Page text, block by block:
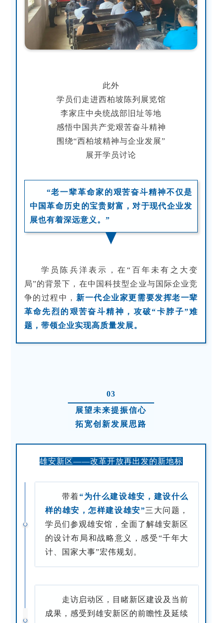
此外
学员们走进西柏坡陈列展览馆
李家庄中央统战部旧址等地
感悟中国共产党艰苦奋斗精神
围绕“西柏坡精神与企业发展”
展开学员讨论
“老一辈革命家的艰苦奋斗精神不仅是
中国革命历史的宝贵财富，对于现代企业发
展也有着深远意义。”
学员陈兵洋表示，在“百年未有之大变
局”的背景下，在中国科技型企业与国际企业竞
争的过程中， 新一代企业家更需要发挥老一辈
革命先烈的艰苦奋斗精神，攻破“卡脖子”难
题，带领企业实现高质量发展。
03
展望未来提振信心
拓宽创新发展思路
雄安新区——改革开放再出发的新地标
带着“为什么建设雄安，建设什么
样的雄安，怎样建设雄安”三大问题，
学员们参观雄安馆，全面了解雄安新区
的设计布局和战略意义，感受“千年大
计、国家大事”宏伟规划。
走访启动区，目睹新区建设及当前
成果，感受到雄安新区的前瞻性及延续